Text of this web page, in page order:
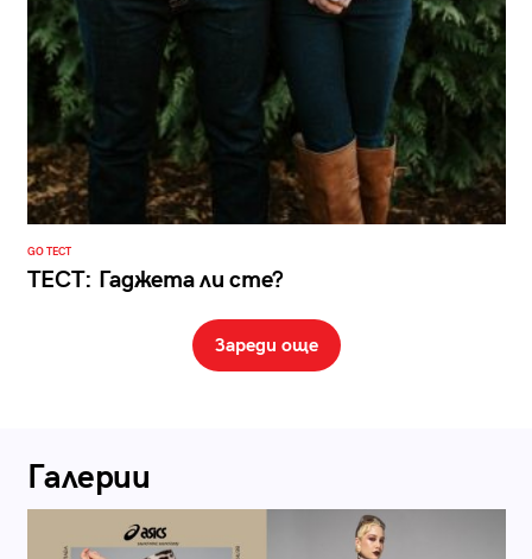
GO ТЕСТ
ТЕСТ: Гаджета ли сте?
Зареди още
Галерии